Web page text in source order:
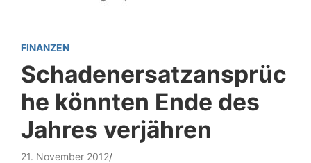
FINANZEN
Schadenersatzansprüc
he könnten Ende des
Jahres verjähren
21. November 2012